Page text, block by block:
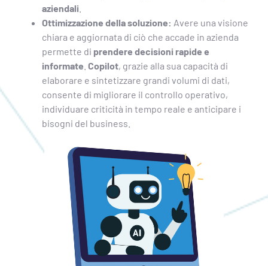
aziendali
Ottimizzazione della soluzione: Avere una visione
chiara e aggiornata di ciò che accade in azienda
permette di prendere decisioni rapide e
informate Copilot, grazie alla sua capacità di
elaborare e sintetizzare grandi volumi di dati,
consente di migliorare il controllo operativo,
individuare criticità in tempo reale e anticipare i
bisogni del business.